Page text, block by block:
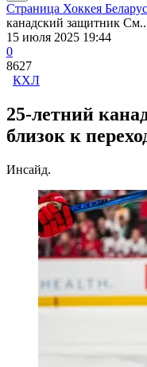
Страница Хоккея
канадский защитник
15 июля 2025 19:44
0
8627
КХЛ
25-летний
близок к
Инсайд.